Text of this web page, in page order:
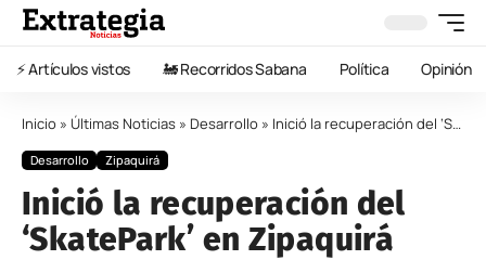
⚡️ Artículos vistos 🚂 Recorridos Sabana Política Opinión
Inicio » Últimas Noticias » Desarrollo » Inició la recuperación del ‘SkatePark’ en Zipaquirá
Desarrollo Zipaquirá
Inició la recuperación del
‘SkatePark’ en Zipaquirá